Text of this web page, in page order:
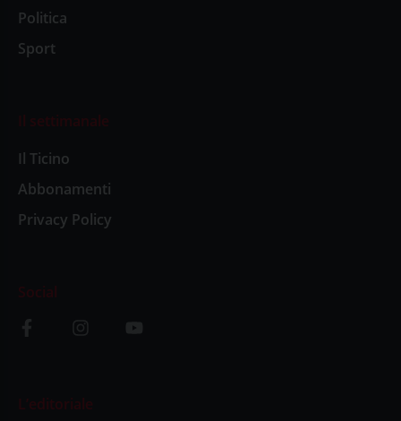
Politica
Sport
Il settimanale
Il Ticino
Abbonamenti
Privacy Policy
Social
L’editoriale